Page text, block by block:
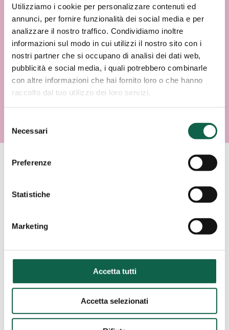
Utilizziamo i cookie per personalizzare contenuti ed
annunci, per fornire funzionalità dei social media e per
analizzare il nostro traffico. Condividiamo inoltre
informazioni sul modo in cui utilizzi il nostro sito con i
nostri partner che si occupano di analisi dei dati web,
pubblicità e social media, i quali potrebbero combinarle
con altre informazioni che hai fornito loro o che hanno
raccolto dal tuo utilizzo dei loro servizi.
del
consenso
Necessari
Preferenze
Statistiche
Marketing
Accetta tutti
Accetta selezionati
SCREENING
CARDIOVASCOLARE